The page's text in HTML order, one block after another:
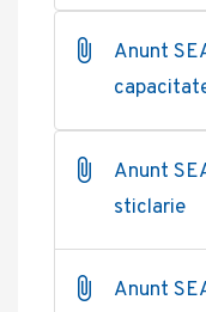
Anunt
Anunt
sticlarie
Anunt